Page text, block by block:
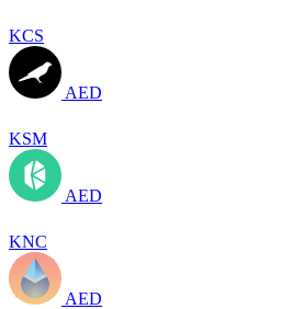
KCS
AED
KSM
AED
KNC
AED